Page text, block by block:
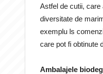
Astfel de cutii, care
diversitate de
exemplu ls
care pot fi obtinute
Ambalajele